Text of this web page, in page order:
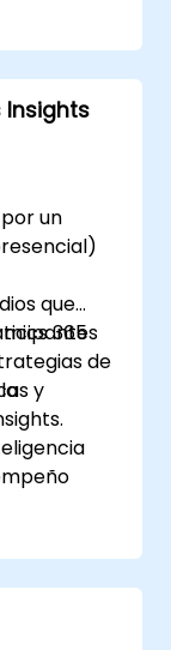
clientes y
D365
las
otras
Insights
un
que
365
de
y
según
la
de las